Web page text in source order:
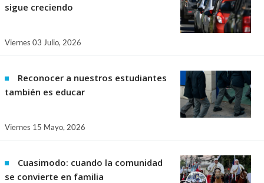
sigue creciendo
Viernes 03 Julio, 2026
Reconocer a nuestros estudiantes
también es educar
Viernes 15 Mayo, 2026
Cuasimodo: cuando la comunidad
se convierte en familia